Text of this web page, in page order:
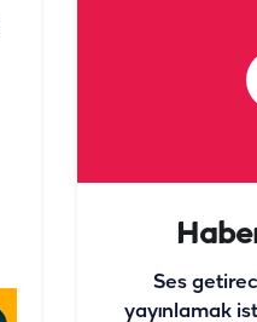
Ses
yayınlamak